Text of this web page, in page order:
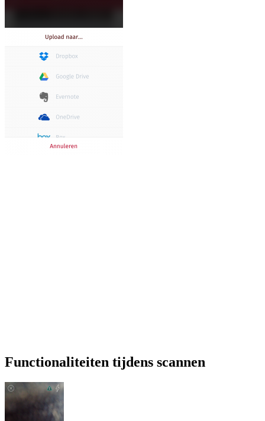
Functionaliteiten tijdens scannen